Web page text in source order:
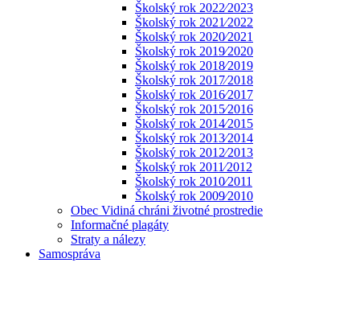
Školský rok 2022⁄2023
Školský rok 2021⁄2022
Školský rok 2020⁄2021
Školský rok 2019⁄2020
Školský rok 2018⁄2019
Školský rok 2017⁄2018
Školský rok 2016⁄2017
Školský rok 2015⁄2016
Školský rok 2014⁄2015
Školský rok 2013⁄2014
Školský rok 2012⁄2013
Školský rok 2011⁄2012
Školský rok 2010⁄2011
Školský rok 2009⁄2010
Obec Vidiná chráni životné prostredie
Informačné plagáty
Straty a nálezy
Samospráva